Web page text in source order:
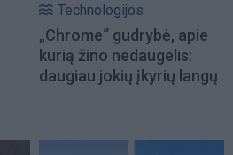
Technologijos
„Chrome“ gudrybė, apie
kurią žino nedaugelis:
daugiau jokių įkyrių langų